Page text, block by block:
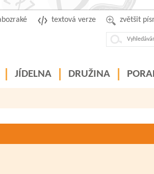
zvětšit
textová verze
JÍDELNA DRUŽINA